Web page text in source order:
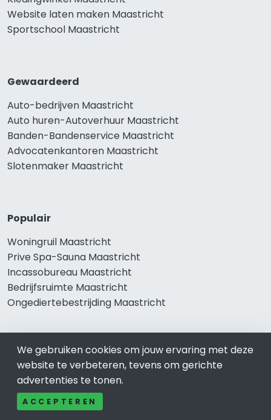
Website laten maken Maastricht
Sportschool Maastricht
Gewaardeerd
Auto-bedrijven Maastricht
Auto huren-Autoverhuur Maastricht
Banden-Bandenservice Maastricht
Advocatenkantoren Maastricht
Slotenmaker Maastricht
Populair
Woningruil Maastricht
Prive Spa-Sauna Maastricht
Incassobureau Maastricht
Bedrijfsruimte Maastricht
Ongediertebestrijding Maastricht
We gebruiken cookies om jouw ervaring met deze
website te verbeteren, tevens om gerichte
advertenties te tonen.
ACCEPTEREN